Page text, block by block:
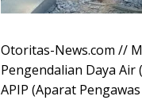
​Otoritas-News.com //
Pengendalian Daya
APIP (Aparat